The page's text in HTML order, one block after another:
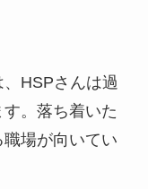
HSPさんは過
。落ち着いた
場が向いてい